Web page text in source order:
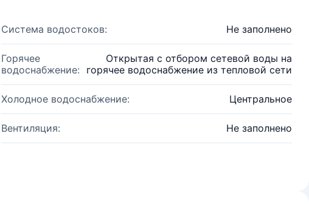
Система водостоков: Не заполнено
Горячее
водоснабжение:
Открытая с отбором сетевой воды на
горячее водоснабжение из тепловой сети
Холодное водоснабжение: Центральное
Вентиляция: Не заполнено